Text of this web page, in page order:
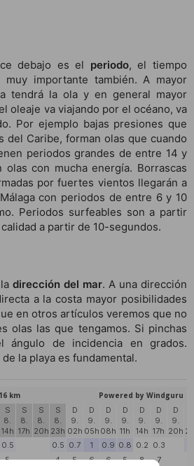
debajo es el periodo, el tiempo
importante también. A mayor
tendrá la ola y en general mayor
oleaje va viajando por el océano, va
Por ejemplo bajas presiones que
del Caribe, forman olas que cuando
periodos grandes de entre 14 y
olas con mucha energía. Borrascas
por fuertes vientos llegarán a
con periodos de entre 6 y 10
Periodos surfeables son a partir
a partir de 10-segundos.
dirección del mar. A una dirección
a la costa mayor posibilidades
en otros artículos veremos que no
olas las que tengamos. Si pinchas
ángulo de incidencia en grados.
la playa es fundamental.